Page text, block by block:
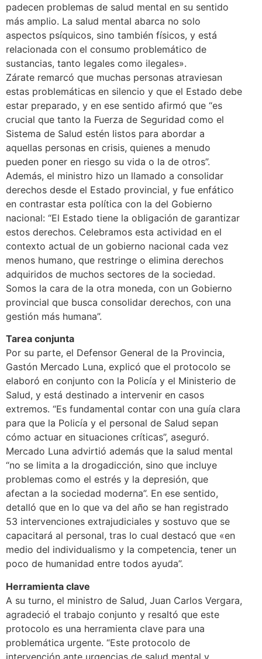
padecen problemas de salud mental en su sentido
más amplio. La salud mental abarca no solo
aspectos psíquicos, sino también físicos, y está
relacionada con el consumo problemático de
sustancias, tanto legales como ilegales».
Zárate remarcó que muchas personas atraviesan
estas problemáticas en silencio y que el Estado debe
estar preparado, y en ese sentido afirmó que “es
crucial que tanto la Fuerza de Seguridad como el
Sistema de Salud estén listos para abordar a
aquellas personas en crisis, quienes a menudo
pueden poner en riesgo su vida o la de otros”.
Además, el ministro hizo un llamado a consolidar
derechos desde el Estado provincial, y fue enfático
en contrastar esta política con la del Gobierno
nacional: “El Estado tiene la obligación de garantizar
estos derechos. Celebramos esta actividad en el
contexto actual de un gobierno nacional cada vez
menos humano, que restringe o elimina derechos
adquiridos de muchos sectores de la sociedad.
Somos la cara de la otra moneda, con un Gobierno
provincial que busca consolidar derechos, con una
gestión más humana”.
Tarea conjunta
Por su parte, el Defensor General de la Provincia,
Gastón Mercado Luna, explicó que el protocolo se
elaboró en conjunto con la Policía y el Ministerio de
Salud, y está destinado a intervenir en casos
extremos. “Es fundamental contar con una guía clara
para que la Policía y el personal de Salud sepan
cómo actuar en situaciones críticas”, aseguró.
Mercado Luna advirtió además que la salud mental
“no se limita a la drogadicción, sino que incluye
problemas como el estrés y la depresión, que
afectan a la sociedad moderna”. En ese sentido,
detalló que en lo que va del año se han registrado
53 intervenciones extrajudiciales y sostuvo que se
capacitará al personal, tras lo cual destacó que «en
medio del individualismo y la competencia, tener un
poco de humanidad entre todos ayuda”.
Herramienta clave
A su turno, el ministro de Salud, Juan Carlos Vergara,
agradeció el trabajo conjunto y resaltó que este
protocolo es una herramienta clave para una
problemática urgente. “Este protocolo de
intervención ante urgencias de salud mental y